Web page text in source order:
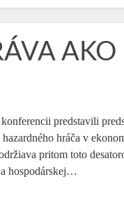
AKO
predstavili
hráča v
pritom toto
hospodárskej…